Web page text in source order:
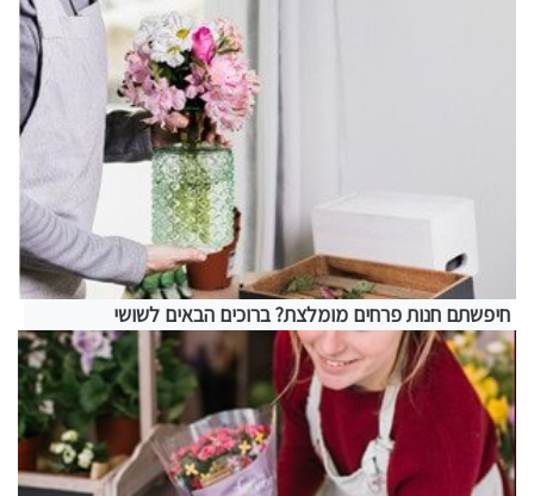
חיפשתם חנות פרחים מומלצת? ברוכים הבאים לשושי